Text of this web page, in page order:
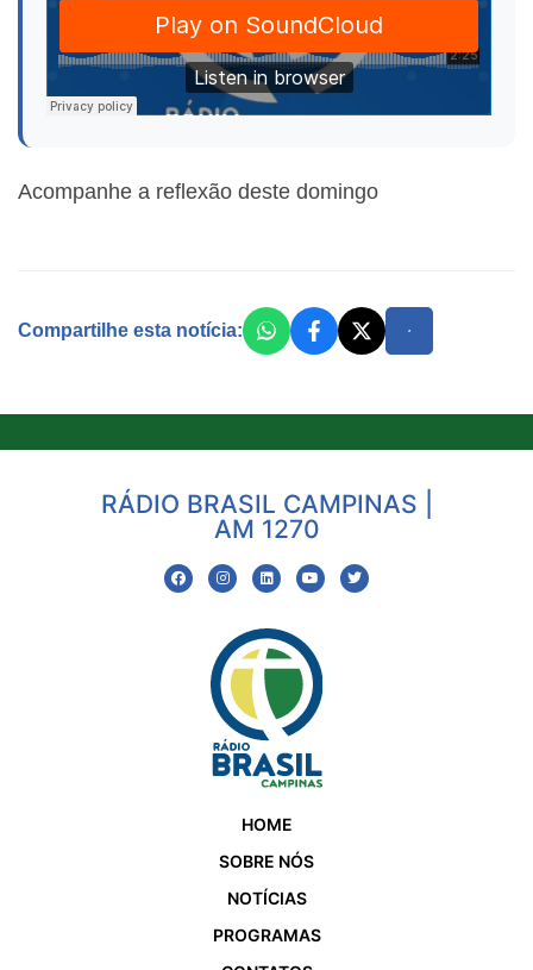
Acompanhe a reflexão deste domingo
Compartilhe esta notícia:
RÁDIO BRASIL CAMPINAS |
AM 1270
HOME
SOBRE NÓS
NOTÍCIAS
PROGRAMAS